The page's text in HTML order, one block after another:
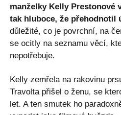
manželky Kelly Prestonové
tak hluboce, že přehodnotil
důležité, co je povrchní, na
se ocitly na seznamu věcí,
nepotřebuje.
Kelly zemřela na rakovinu
Travolta přišel o ženu, se
let. A ten smutek ho